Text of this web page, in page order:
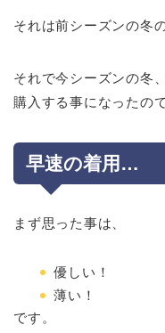
それは前シーズンの冬
それで今シーズンの冬
購入する事になったので
早速の着用…
まず思った事は、
優しい！
薄い！
です。